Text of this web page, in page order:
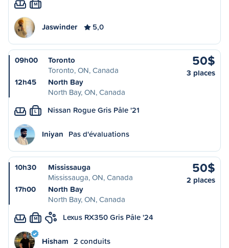
M
Jaswinder 5,0
09h00
Toronto
Toronto, ON, Canada
12h45
North Bay
North Bay, ON, Canada
50$
3 places
L Nissan Rogue Gris Pâle '21
Iniyan Pas d'évaluations
10h30
Mississauga
Mississauga, ON, Canada
17h00
North Bay
North Bay, ON, Canada
50$
2 places
M Lexus RX350 Gris Pâle '24
Hisham 2 conduits